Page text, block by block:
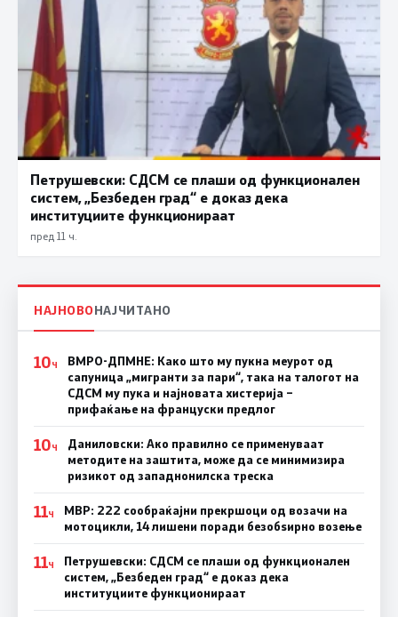
Петрушевски: СДСМ се плаши од функционален
систем, „Безбеден град“ е доказ дека
институциите функционираат
пред 11 ч.
НАЈНОВОНАЈЧИТАНО
10Ч
ВМРО-ДПМНЕ: Како што му пукна меурот од
сапуница „мигранти за пари“, така на талогот на
СДСМ му пука и најновата хистерија –
прифаќање на француски предлог
10Ч
Даниловски: Ако правилно се применуваат
методите на заштита, може да се минимизира
ризикот од западнонилска треска
11Ч
МВР: 222 сообраќајни прекршоци од возачи на
мотоцикли, 14 лишени поради безобѕирно возење
11Ч
Петрушевски: СДСМ се плаши од функционален
систем, „Безбеден град“ е доказ дека
институциите функционираат